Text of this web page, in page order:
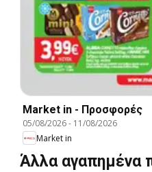
Market in - Προσφορές
05/08/2026- 11/08/2026
Market in
Άλλα αγαπημένα